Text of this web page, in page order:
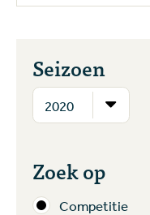
Seizoen
Zoek op
Competitie